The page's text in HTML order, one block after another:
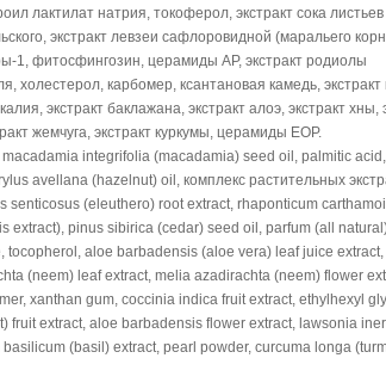
лактилат натрия, токоферол, экстракт сока
экстракт левзеи сафлоровидной (маральего
1, фитосфингозин, церамиды AP, экстракт родиолы
холестерол, карбомер, ксантановая камедь, экстракт
экстракт баклажана, экстракт алоэ, экстракт хны,
жемчуга, экстракт куркумы, церамиды EOP.
integrifolia (macadamia) seed oil, palmitic
avellana (hazelnut) oil, комплекс растительных
(eleuthero) root extract, rhaponticum
extract), pinus sibirica (cedar) seed oil, parfum (all
aloe barbadensis (aloe vera) leaf juice
(neem) leaf extract, melia azadirachta (neem) flower
xanthan gum, coccinia indica fruit extract, ethylhexyl
extract, aloe barbadensis flower extract, lawsonia
(basil) extract, pearl powder, curcuma longa